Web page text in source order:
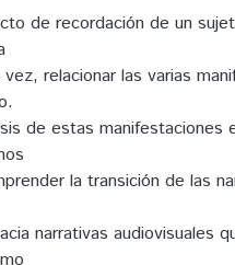
de recordación de un
relacionar las varias
de estas
la transición de las
narrativas audiovisuales